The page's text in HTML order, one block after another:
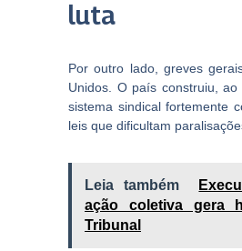
luta
Por outro lado, greves
Unidos. O país construiu,
sistema sindical fortemente
leis que dificultam
Leia também
ação coletiva gera
Tribunal